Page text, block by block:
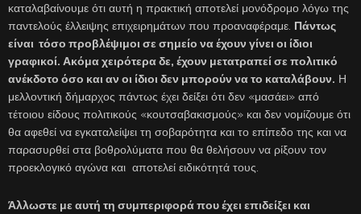
καταλαβαίνουμε ότι αυτή η πρακτική αποτελεί μονόδρομο λόγω της
παντελούς έλλειψης επιχειρημάτων που προαναφέραμε. Πάντως
είναι τόσο προβλέψιμοι σε σημείο να έχουν γίνει οι ίδιοι
γραφικοί. Ακόμα χειρότερα δε, έχουν μετατραπεί σε πολιτικό
ανέκδοτο όσο και αν οι ίδιοι δεν μπορούν να το καταλάβουν. Η
μελλοντική δήμαρχος πάντως έχει δείξει ότι δεν «μασάει» από
τέτοιου είδους πολιτικούς «κουτσαβακισμούς» και δεν νομίζουμε ότι
θα αφεθεί να εγκαταλείψει τη σοβαρότητα και το επίπεδο της και να
παρασυρθεί στα βοθρολύματα που θα θελήσουν να ρίξουν τον
προεκλογικό αγώνα και αποτελεί ειδικότητά τους.
Άλλωστε με αυτή τη συμπεριφορά που έχει επιδείξει και